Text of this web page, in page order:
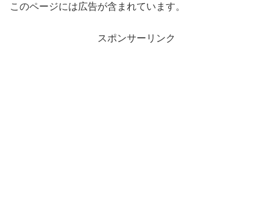
このページには広告が含まれています。
スポンサーリンク